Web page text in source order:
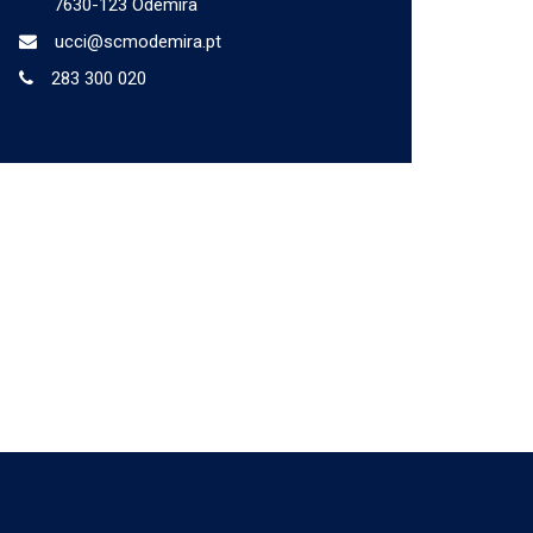
7630-123 Odemira
ucci@scmodemira.pt
283 300 020